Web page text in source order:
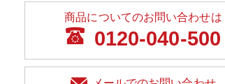
商品についてのお問い合わせは
0120-040-500